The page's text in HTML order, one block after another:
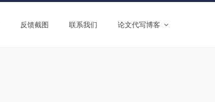
反馈截图 联系我们 论文代写博客